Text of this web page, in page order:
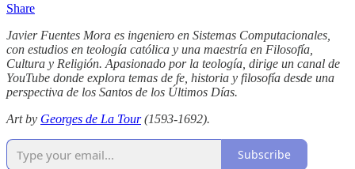
Share
Javier Fuentes Mora es ingeniero en Sistemas Computacionales,
con estudios en teología católica y una maestría en Filosofía,
Cultura y Religión. Apasionado por la teología, dirige un canal de
YouTube donde explora temas de fe, historia y filosofía desde una
perspectiva de los Santos de los Últimos Días.
Art by Georges de La Tour(1593-1692).
Subscribe